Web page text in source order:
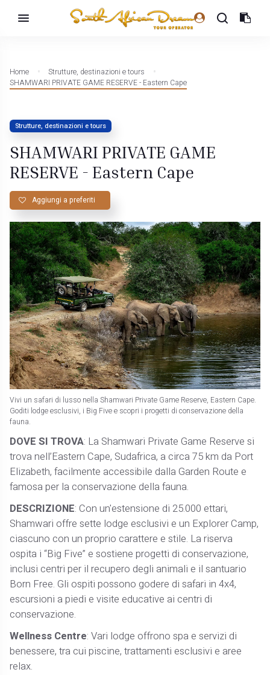
Home
Strutture, destinazioni e tours
SHAMWARI PRIVATE GAME RESERVE - Eastern Cape
Strutture, destinazioni e tours
SHAMWARI PRIVATE GAME
RESERVE - Eastern Cape
Aggiungi a preferiti
Vivi un safari di lusso nella Shamwari Private Game Reserve, Eastern Cape.
Goditi lodge esclusivi, i Big Five e scopri i progetti di conservazione della
fauna.
DOVE SI TROVA: La Shamwari Private Game Reserve si
trova nell’Eastern Cape, Sudafrica, a circa 75 km da Port
Elizabeth, facilmente accessibile dalla Garden Route e
famosa per la conservazione della fauna.
DESCRIZIONE: Con un'estensione di 25.000 ettari,
Shamwari offre sette lodge esclusivi e un Explorer Camp,
ciascuno con un proprio carattere e stile. La riserva
ospita i “Big Five” e sostiene progetti di conservazione,
inclusi centri per il recupero degli animali e il santuario
Born Free. Gli ospiti possono godere di safari in 4x4,
escursioni a piedi e visite educative ai centri di
conservazione.
Wellness Centre: Vari lodge offrono spa e servizi di
benessere, tra cui piscine, trattamenti esclusivi e aree
relax.